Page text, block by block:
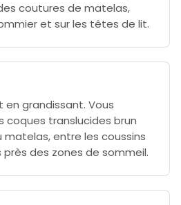
coutures de matelas,
et sur les têtes de lit.
en grandissant. Vous
coques translucides brun
matelas, entre les coussins
près des zones de sommeil.